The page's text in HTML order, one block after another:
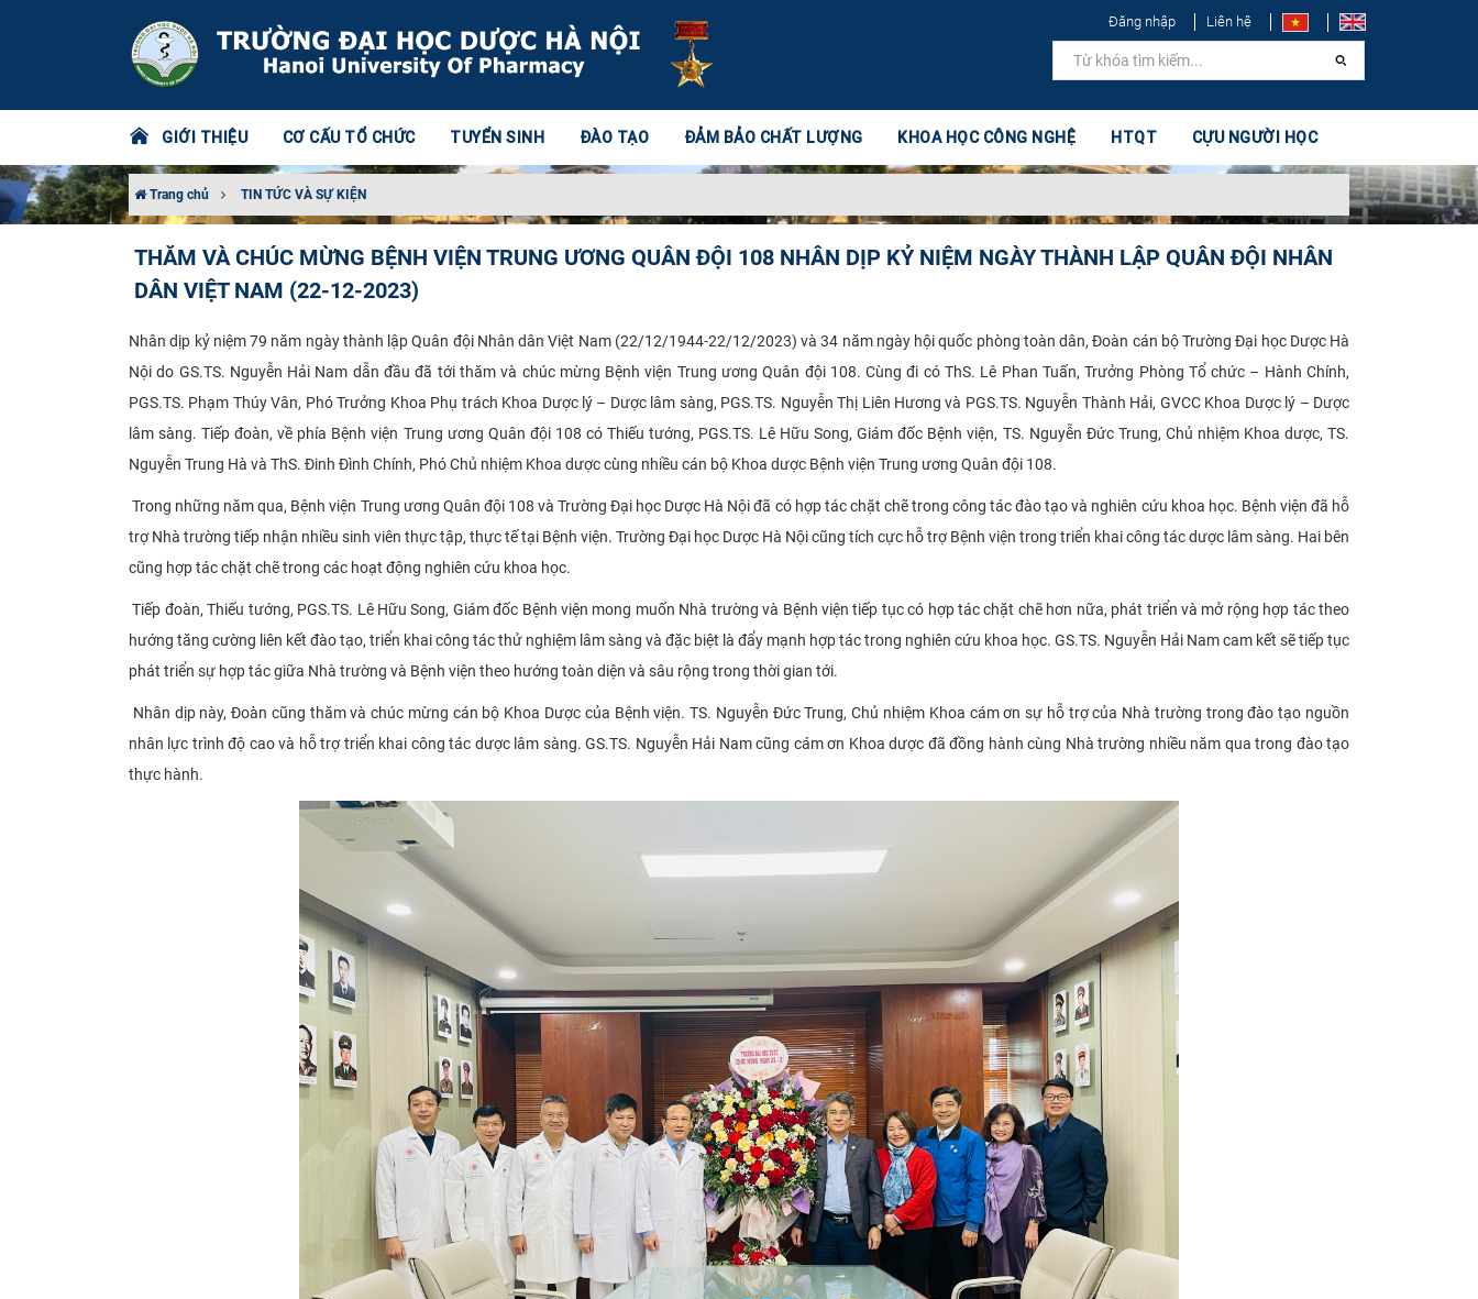
Đăng nhập Liên hệ
GIỚI THIỆU CƠ CẤU TỔ CHỨC TUYỂN SINH ĐÀO TẠO ĐẢM BẢO CHẤT LƯỢNG KHOA HỌC CÔNG NGHỆ HTQT CỰU NGƯỜI HỌC
Trang chủ TIN TỨC VÀ SỰ KIỆN
THĂM VÀ CHÚC MỪNG BỆNH VIỆN TRUNG ƯƠNG QUÂN ĐỘI 108 NHÂN DỊP KỶ NIỆM NGÀY THÀNH LẬP QUÂN ĐỘI NHÂN
DÂN VIỆT NAM (22-12-2023)
Nhân dịp kỷ niệm 79 năm ngày thành lập Quân đội Nhân dân Việt Nam (22/12/1944-22/12/2023) và 34 năm ngày hội quốc phòng toàn dân, Đoàn cán bộ Trường Đại học Dược Hà
Nội do GS.TS. Nguyễn Hải Nam dẫn đầu đã tới thăm và chúc mừng Bệnh viện Trung ương Quân đội 108. Cùng đi có ThS. Lê Phan Tuấn, Trưởng Phòng Tổ chức – Hành Chính,
PGS.TS. Phạm Thúy Vân, Phó Trưởng Khoa Phụ trách Khoa Dược lý – Dược lâm sàng, PGS.TS. Nguyễn Thị Liên Hương và PGS.TS. Nguyễn Thành Hải, GVCC Khoa Dược lý – Dược
lâm sàng. Tiếp đoàn, về phía Bệnh viện Trung ương Quân đội 108 có Thiếu tướng, PGS.TS. Lê Hữu Song, Giám đốc Bệnh viện, TS. Nguyễn Đức Trung, Chủ nhiệm Khoa dược, TS.
Nguyễn Trung Hà và ThS. Đinh Đình Chính, Phó Chủ nhiệm Khoa dược cùng nhiều cán bộ Khoa dược Bệnh viện Trung ương Quân đội 108.
Trong những năm qua, Bệnh viện Trung ương Quân đội 108 và Trường Đại học Dược Hà Nội đã có hợp tác chặt chẽ trong công tác đào tạo và nghiên cứu khoa học. Bệnh viện đã hỗ
trợ Nhà trường tiếp nhận nhiều sinh viên thực tập, thực tế tại Bệnh viện. Trường Đại học Dược Hà Nội cũng tích cực hỗ trợ Bệnh viện trong triển khai công tác dược lâm sàng. Hai bên
cũng hợp tác chặt chẽ trong các hoạt động nghiên cứu khoa học.
Tiếp đoàn, Thiếu tướng, PGS.TS. Lê Hữu Song, Giám đốc Bệnh viện mong muốn Nhà trường và Bệnh viện tiếp tục có hợp tác chặt chẽ hơn nữa, phát triển và mở rộng hợp tác theo
hướng tăng cường liên kết đào tạo, triển khai công tác thử nghiệm lâm sàng và đặc biệt là đẩy mạnh hợp tác trong nghiên cứu khoa học. GS.TS. Nguyễn Hải Nam cam kết sẽ tiếp tục
phát triển sự hợp tác giữa Nhà trường và Bệnh viện theo hướng toàn diện và sâu rộng trong thời gian tới.
Nhân dịp này, Đoàn cũng thăm và chúc mừng cán bộ Khoa Dược của Bệnh viện. TS. Nguyễn Đức Trung, Chủ nhiệm Khoa cám ơn sự hỗ trợ của Nhà trường trong đào tạo nguồn
nhân lực trình độ cao và hỗ trợ triển khai công tác dược lâm sàng. GS.TS. Nguyễn Hải Nam cũng cám ơn Khoa dược đã đồng hành cùng Nhà trường nhiều năm qua trong đào tạo
thực hành.